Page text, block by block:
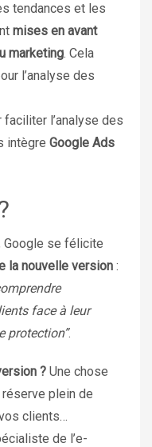
tendances et les
mises en avant
marketing. Cela
l’analyse des
faciliter l’analyse des
intègre Google Ads
Google se félicite
la nouvelle version :
face à leur
protection”.
? Une chose
plein de
clients…
de l’e-